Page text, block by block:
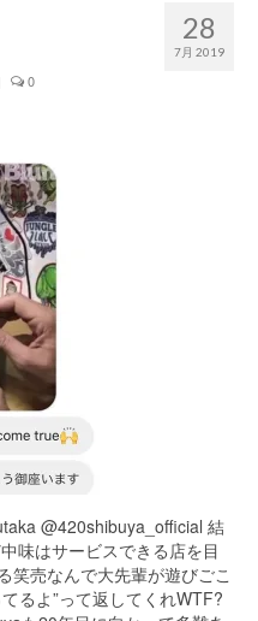
28
7月 2019
0
@420shibuya_official 結
味はサービスできる店を目
笑売なんで大先輩が遊びごこ
るよ”って返してくれWTF?